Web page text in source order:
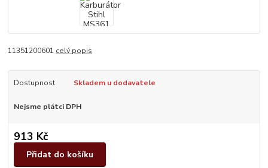
11351200601 celý popis
Dostupnost Skladem u dodavatele
Nejsme plátci DPH
913 Kč
Přidat do košíku